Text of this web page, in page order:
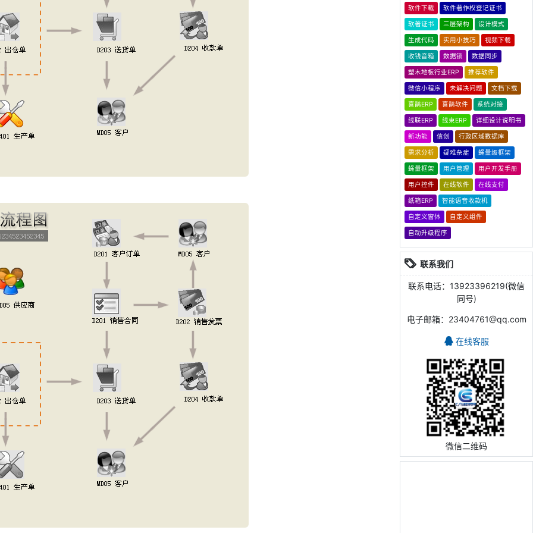
软件下载 软件著作权登记证书
软著证书 三层架构 设计模式
生成代码 实用小技巧 视频下载
收钱音箱 数据锁 数据同步
塑木地板行业ERP 推荐软件
微信小程序 未解决问题 文档下载
喜鹊ERP 喜鹊软件 系统对接
线联ERP 线束ERP 详细设计说明书
新功能 信创 行政区域数据库
需求分析 疑难杂症 蝇量级框架
蝇量框架 用户管理 用户开发手册
用户控件 在线软件 在线支付
纸箱ERP 智能语音收款机
自定义窗体 自定义组件
自动升级程序
联系我们
联系电话：13923396219(微信
同号)
电子邮箱：23404761@qq.com
在线客服
微信二维码